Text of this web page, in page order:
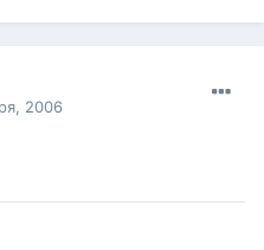
2006